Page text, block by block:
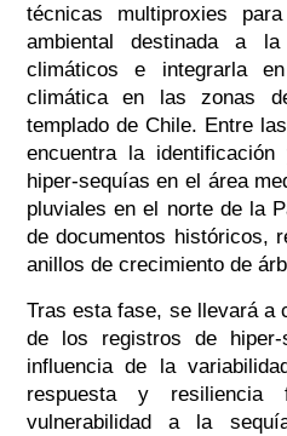
técnicas multiproxies
ambiental destinada a
climáticos e integrarla
climática en las zonas
templado de Chile. Entre
encuentra la
hiper-sequías en el área
pluviales en el norte de la
de documentos históricos,
anillos de crecimiento de
Tras esta fase, se llevará a
de los registros de
influencia de la
respuesta y
vulnerabilidad a la